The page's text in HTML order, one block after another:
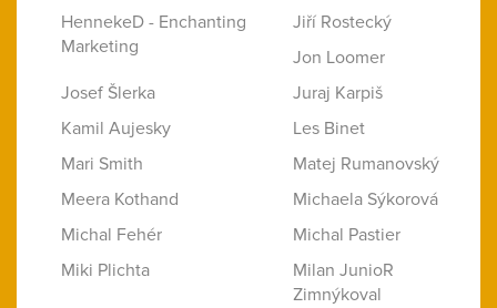
HennekeD - Enchanting
Marketing
Jiří Rostecký
Jon Loomer
Josef Šlerka
Juraj Karpiš
Kamil Aujesky
Les Binet
Mari Smith
Matej Rumanovský
Meera Kothand
Michaela Sýkorová
Michal Fehér
Michal Pastier
Miki Plichta
Milan JunioR
Zimnýkoval